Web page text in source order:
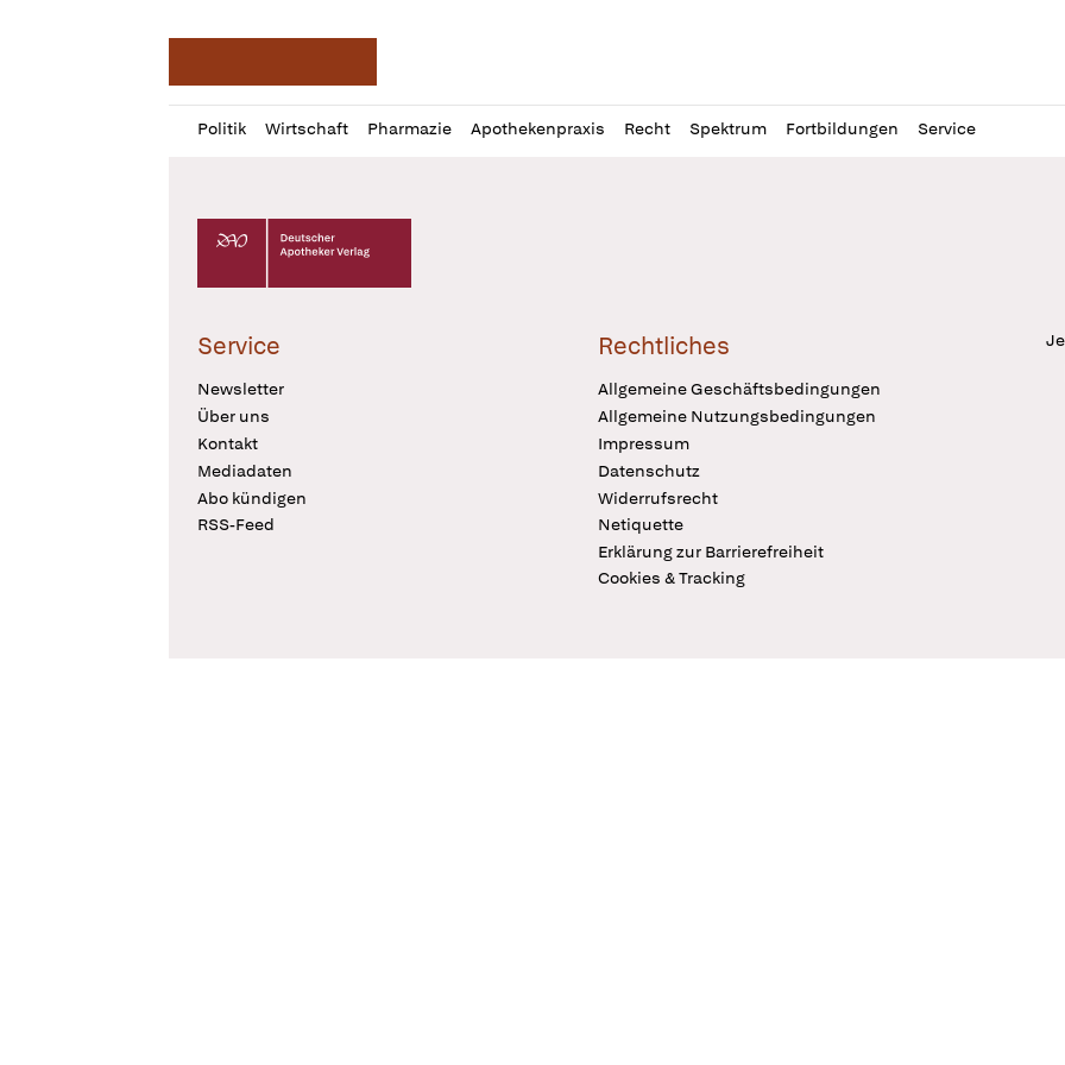
Politik Wirtschaft Pharmazie Apothekenpraxis Recht Spektrum Fortbildungen Service
Profil
öffnen
Daz
Pur
Deutscher Apotheker Verlag Logo
Service
Newsletter
Über uns
Kontakt
Mediadaten
Abo kündigen
RSS-Feed
Rechtliches
Allgemeine Geschäftsbedingungen
Allgemeine Nutzungsbedingungen
Impressum
Datenschutz
Widerrufsrecht
Netiquette
Erklärung zur Barrierefreiheit
Cookies & Tracking